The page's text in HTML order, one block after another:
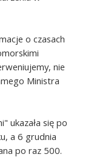
o czasach
nie
Ministra
ukazała się po
a 6 grudnia
po raz 500.